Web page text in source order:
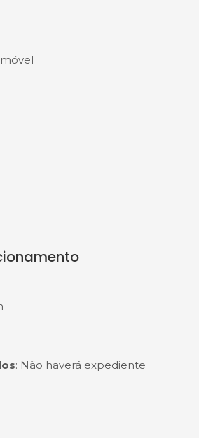
: Não haverá expediente